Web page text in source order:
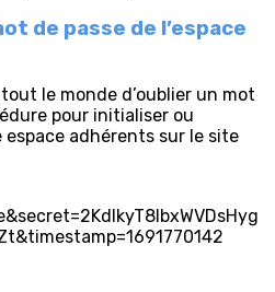
de passe de l’espace
le monde d’oublier un mot
pour initialiser ou
adhérents sur le site